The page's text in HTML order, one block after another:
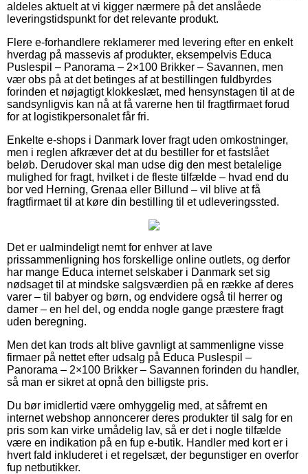
aldeles aktuelt at vi kigger nærmere på det anslåede
leveringstidspunkt for det relevante produkt.
Flere e-forhandlere reklamerer med levering efter en enkelt
hverdag på massevis af produkter, eksempelvis Educa
Puslespil – Panorama – 2×100 Brikker – Savannen, men
vær obs på at det betinges af at bestillingen fuldbyrdes
forinden et nøjagtigt klokkeslæt, med hensynstagen til at de
sandsynligvis kan nå at få varerne hen til fragtfirmaet forud
for at logistikpersonalet får fri.
Enkelte e-shops i Danmark lover fragt uden omkostninger,
men i reglen afkræver det at du bestiller for et fastslået
beløb. Derudover skal man udse dig den mest betalelige
mulighed for fragt, hvilket i de fleste tilfælde – hvad end du
bor ved Herning, Grenaa eller Billund – vil blive at få
fragtfirmaet til at køre din bestilling til et udleveringssted.
Det er ualmindeligt nemt for enhver at lave
prissammenligning hos forskellige online outlets, og derfor
har mange Educa internet selskaber i Danmark set sig
nødsaget til at mindske salgsværdien på en række af deres
varer – til babyer og børn, og endvidere også til herrer og
damer – en hel del, og endda nogle gange præstere fragt
uden beregning.
Men det kan trods alt blive gavnligt at sammenligne visse
firmaer på nettet efter udsalg på Educa Puslespil –
Panorama – 2×100 Brikker – Savannen forinden du handler,
så man er sikret at opnå den billigste pris.
Du bør imidlertid være omhyggelig med, at såfremt en
internet webshop annoncerer deres produkter til salg for en
pris som kan virke umådelig lav, så er det i nogle tilfælde
være en indikation på en fup e-butik. Handler med kort er i
hvert fald inkluderet i et regelsæt, der begunstiger en overfor
fup netbutikker.